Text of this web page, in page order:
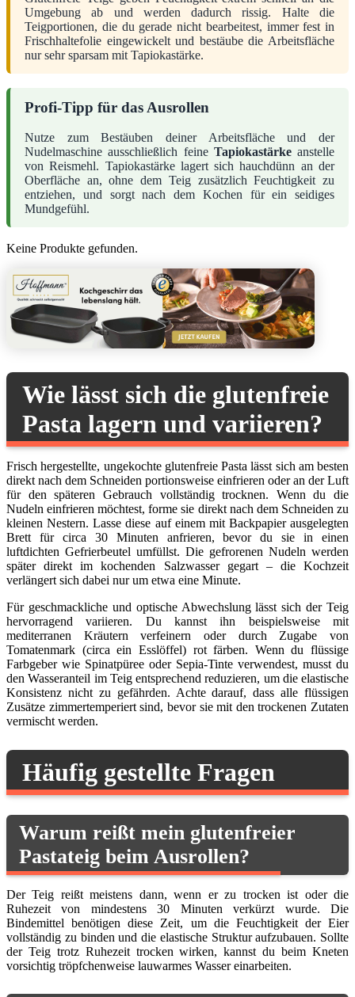
Umgebung ab und werden dadurch rissig. Halte die
Teigportionen, die du gerade nicht bearbeitest, immer fest in
Frischhaltefolie eingewickelt und bestäube die Arbeitsfläche
nur sehr sparsam mit Tapiokastärke.
Profi-Tipp für das Ausrollen
Nutze zum Bestäuben deiner Arbeitsfläche und der
Nudelmaschine ausschließlich feine Tapiokastärkeanstelle
von Reismehl. Tapiokastärke lagert sich hauchdünn an der
Oberfläche an, ohne dem Teig zusätzlich Feuchtigkeit zu
entziehen, und sorgt nach dem Kochen für ein seidiges
Mundgefühl.
Keine Produkte gefunden.
Wie lässt sich die glutenfreie
Pasta lagern und variieren?
Frisch hergestellte, ungekochte glutenfreie Pasta lässt sich am besten
direkt nach dem Schneiden portionsweise einfrieren oder an der Luft
für den späteren Gebrauch vollständig trocknen. Wenn du die
Nudeln einfrieren möchtest, forme sie direkt nach dem Schneiden zu
kleinen Nestern. Lasse diese auf einem mit Backpapier ausgelegten
Brett für circa 30 Minuten anfrieren, bevor du sie in einen
luftdichten Gefrierbeutel umfüllst. Die gefrorenen Nudeln werden
später direkt im kochenden Salzwasser gegart – die Kochzeit
verlängert sich dabei nur um etwa eine Minute.
Für geschmackliche und optische Abwechslung lässt sich der Teig
hervorragend variieren. Du kannst ihn beispielsweise mit
mediterranen Kräutern verfeinern oder durch Zugabe von
Tomatenmark (circa ein Esslöffel) rot färben. Wenn du flüssige
Farbgeber wie Spinatpüree oder Sepia-Tinte verwendest, musst du
den Wasseranteil im Teig entsprechend reduzieren, um die elastische
Konsistenz nicht zu gefährden. Achte darauf, dass alle flüssigen
Zusätze zimmertemperiert sind, bevor sie mit den trockenen Zutaten
vermischt werden.
Häufig gestellte Fragen
Warum reißt mein glutenfreier
Pastateig beim Ausrollen?
Der Teig reißt meistens dann, wenn er zu trocken ist oder die
Ruhezeit von mindestens 30 Minuten verkürzt wurde. Die
Bindemittel benötigen diese Zeit, um die Feuchtigkeit der Eier
vollständig zu binden und die elastische Struktur aufzubauen. Sollte
der Teig trotz Ruhezeit trocken wirken, kannst du beim Kneten
vorsichtig tröpfchenweise lauwarmes Wasser einarbeiten.